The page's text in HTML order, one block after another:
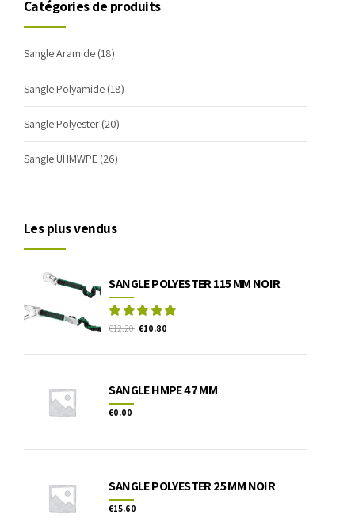
Catégories de produits
Sangle Aramide (18)
Sangle Polyamide (18)
Sangle Polyester (20)
Sangle UHMWPE (26)
Les plus vendus
SANGLE POLYESTER 115 MM NOIR
€12.20 €10.80
SANGLE HMPE 47 MM
€0.00
SANGLE POLYESTER 25 MM NOIR
€15.60